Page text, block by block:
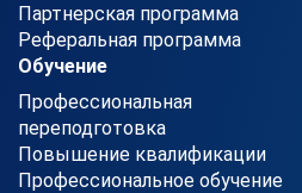
Партнерская программа
Реферальная программа
Обучение
Профессиональная
переподготовка
Повышение квалификации
Профессиональное обучение